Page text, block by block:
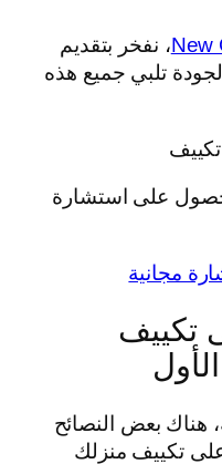
New، نفخر بتقديم
تلبي جميع هذه
على استشارة
مجانية
تكييف
هناك بعض النصائح
على تكييف منزلك